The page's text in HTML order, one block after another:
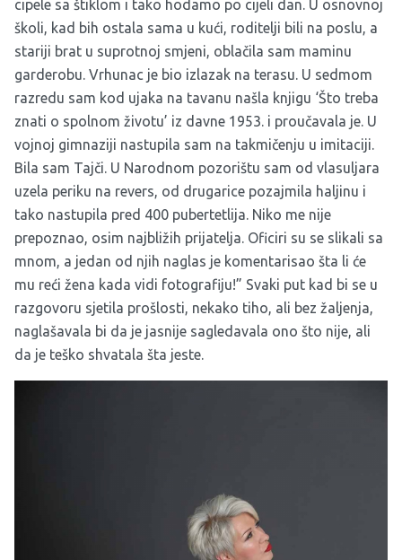
cipele sa štiklom i tako hodamo po cijeli dan. U osnovnoj
školi, kad bih ostala sama u kući, roditelji bili na poslu, a
stariji brat u suprotnoj smjeni, oblačila sam maminu
garderobu. Vrhunac je bio izlazak na terasu. U sedmom
razredu sam kod ujaka na tavanu našla knjigu ‘Što treba
znati o spolnom životu’ iz davne 1953. i proučavala je. U
vojnoj gimnaziji nastupila sam na takmičenju u imitaciji.
Bila sam Tajči. U Narodnom pozorištu sam od vlasuljara
uzela periku na revers, od drugarice pozajmila haljinu i
tako nastupila pred 400 pubertetlija. Niko me nije
prepoznao, osim najbližih prijatelja. Oficiri su se slikali sa
mnom, a jedan od njih naglas je komentarisao šta li će
mu reći žena kada vidi fotografiju!” Svaki put kad bi se u
razgovoru sjetila prošlosti, nekako tiho, ali bez žaljenja,
naglašavala bi da je jasnije sagledavala ono što nije, ali
da je teško shvatala šta jeste.